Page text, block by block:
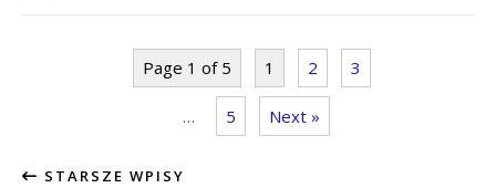
Page 1 of 5 1 2 3
… 5 Next »
STARSZE WPISY